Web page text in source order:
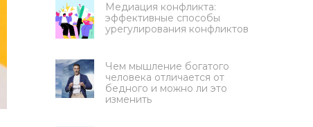
Медиация конфликта:
эффективные способы
урегулирования конфликтов
Чем мышление богатого
человека отличается от
бедного и можно ли это
изменить